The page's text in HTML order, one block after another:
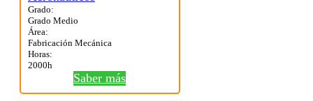
Grado:
Grado Medio
Área:
Fabricación Mecánica
Horas:
2000h
Saber más